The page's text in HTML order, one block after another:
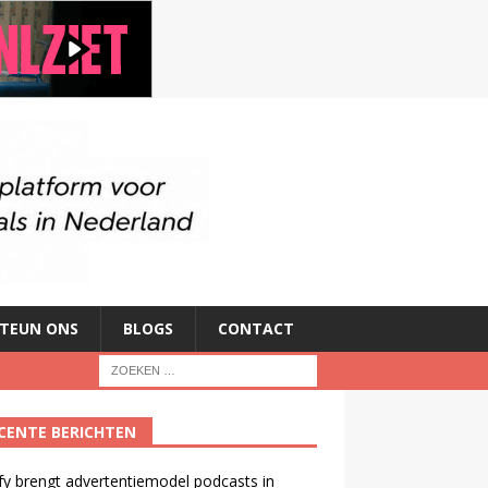
ONS BLOGS CONTACT
BERICHTEN
brengt advertentiemodel podcasts in